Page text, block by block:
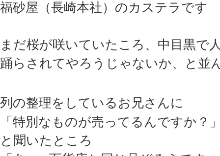
福砂屋（長崎本社）のカステラです
まだ桜が咲いていたころ、中目黒で
踊らされてやろうじゃないか、と並
列の整理をしているお兄さんに
「特別なものが売ってるんですか？
と聞いたところ